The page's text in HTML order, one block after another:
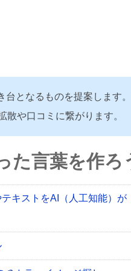
台となるものを提案します
散や口コミに繋がります。
た言葉を作ろ
キストをAI（人工知能）が